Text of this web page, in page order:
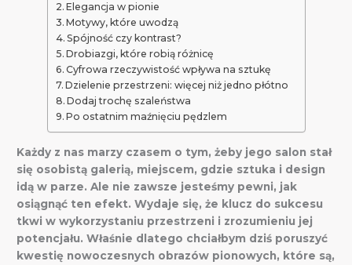
Elegancja w pionie
Motywy, które uwodzą
Spójność czy kontrast?
Drobiazgi, które robią różnicę
Cyfrowa rzeczywistość wpływa na sztukę
Dzielenie przestrzeni: więcej niż jedno płótno
Dodaj trochę szaleństwa
Po ostatnim maźnięciu pędzlem
Każdy z nas marzy czasem o tym, żeby jego salon stał
się osobistą galerią, miejscem, gdzie sztuka i design
idą w parze. Ale nie zawsze jesteśmy pewni, jak
osiągnąć ten efekt. Wydaje się, że klucz do sukcesu
tkwi w wykorzystaniu przestrzeni i zrozumieniu jej
potencjału. Właśnie dlatego chciałbym dziś poruszyć
kwestię nowoczesnych obrazów pionowych, które są,